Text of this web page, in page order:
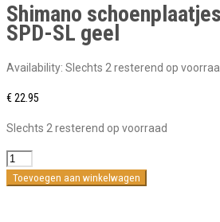
Shimano
SPD-SL geel
Availability: Slechts 2 resterend op
€22.95
Slechts 2 resterend op voorraad
Shimano
schoenplaatjes
Toevoegen aan winkelwagen